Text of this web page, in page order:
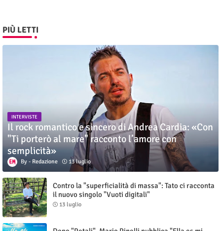
PIÙ LETTI
INTERVISTE
Il rock romantico e sincero di Andrea Cardia: «Con
"Ti porterò al mare" racconto l’amore con
semplicità»
Redazione 13 luglio
Contro la "superficialità di massa": Tato ci racconta
il nuovo singolo "Vuoti digitali"
13 luglio